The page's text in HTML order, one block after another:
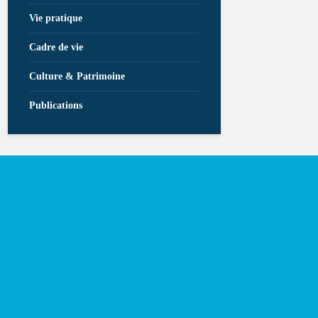
Vie pratique
Cadre de vie
Culture & Patrimoine
Publications